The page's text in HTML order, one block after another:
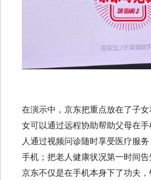
在演示中，京东把重点放在了子
女可以通过远程协助帮助父母在
人通过视频问诊随时享受医疗服
手机；把老人健康状况第一时间告
京东不仅是在手机本身下了功夫